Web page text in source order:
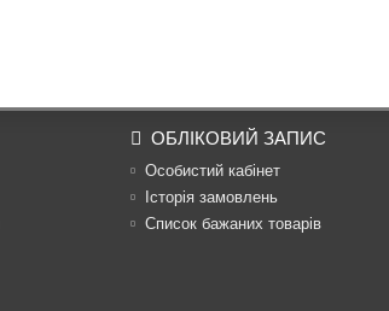
ОБЛІКОВИЙ ЗАПИС
Особистий кабінет
Історія замовлень
Список бажаних товарів